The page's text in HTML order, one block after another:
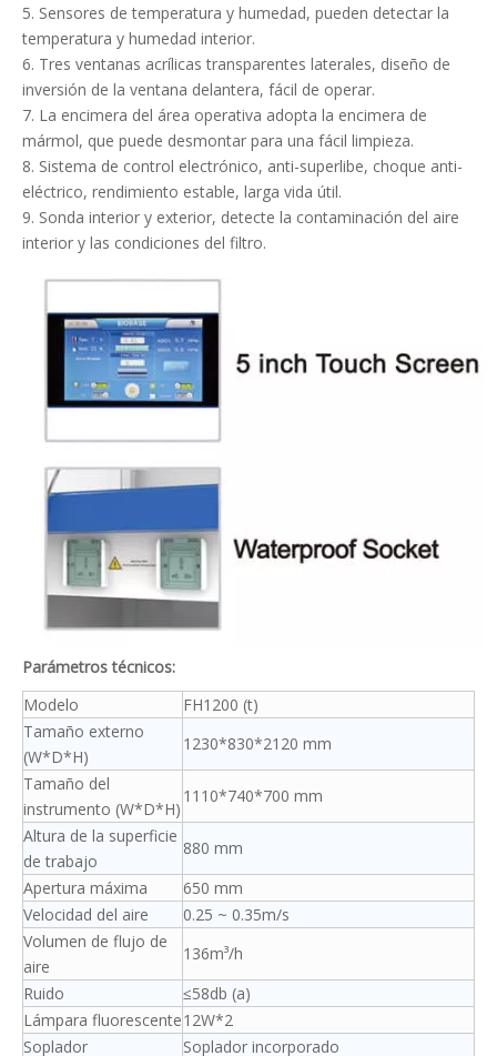
5. Sensores de temperatura y humedad, pueden detectar la
temperatura y humedad interior.
6. Tres ventanas acrílicas transparentes laterales, diseño de
inversión de la ventana delantera, fácil de operar.
7. La encimera del área operativa adopta la encimera de
mármol, que puede desmontar para una fácil limpieza.
8. Sistema de control electrónico, anti-superlibe, choque anti-
eléctrico, rendimiento estable, larga vida útil.
9. Sonda interior y exterior, detecte la contaminación del aire
interior y las condiciones del filtro.
Parámetros técnicos:
Modelo
FH1200 (t)
Tamaño externo
(W*D*H)
1230*830*2120 mm
Tamaño del
instrumento (W*D*H)
1110*740*700 mm
Altura de la superficie
de trabajo
880 mm
Apertura máxima
650 mm
Velocidad del aire
0.25 ~ 0.35m/s
Volumen de flujo de
aire
136m³/h
Ruido
≤58db (a)
Lámpara fluorescente12W*2
Soplador
Soplador incorporado